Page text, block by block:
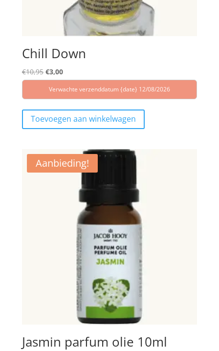
Chill Down
€10,95 Oorspronkelijke
prijs
was:
€3,00Huidige
prijs
is:
Verwachte verzenddatum {date} 12/08/2026
Toevoegen aan winkelwagen
Aanbieding!
Jasmin parfum olie 10ml